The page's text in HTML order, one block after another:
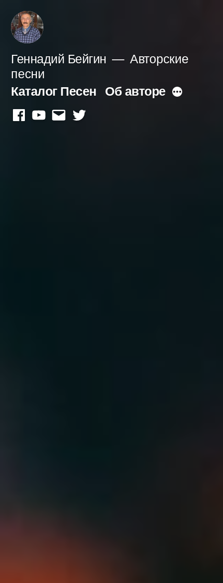
Перейти
содержимому
Геннадий Бейгин
Авторские
песни
Каталог Песен Об авторе Больше
facebook
youtube
mail twitter